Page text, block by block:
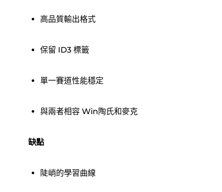
高品質輸出格式
保留 ID3 標籤
單一賽道性能穩定
與兩者相容 Win陶氏和麥克
缺點
陡峭的學習曲線